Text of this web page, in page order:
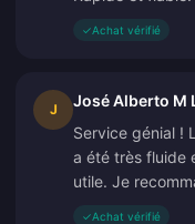
✓Achat vérifié
J José Alberto M
Service génial !
a été très fluide
utile. Je
✓Achat vérifié